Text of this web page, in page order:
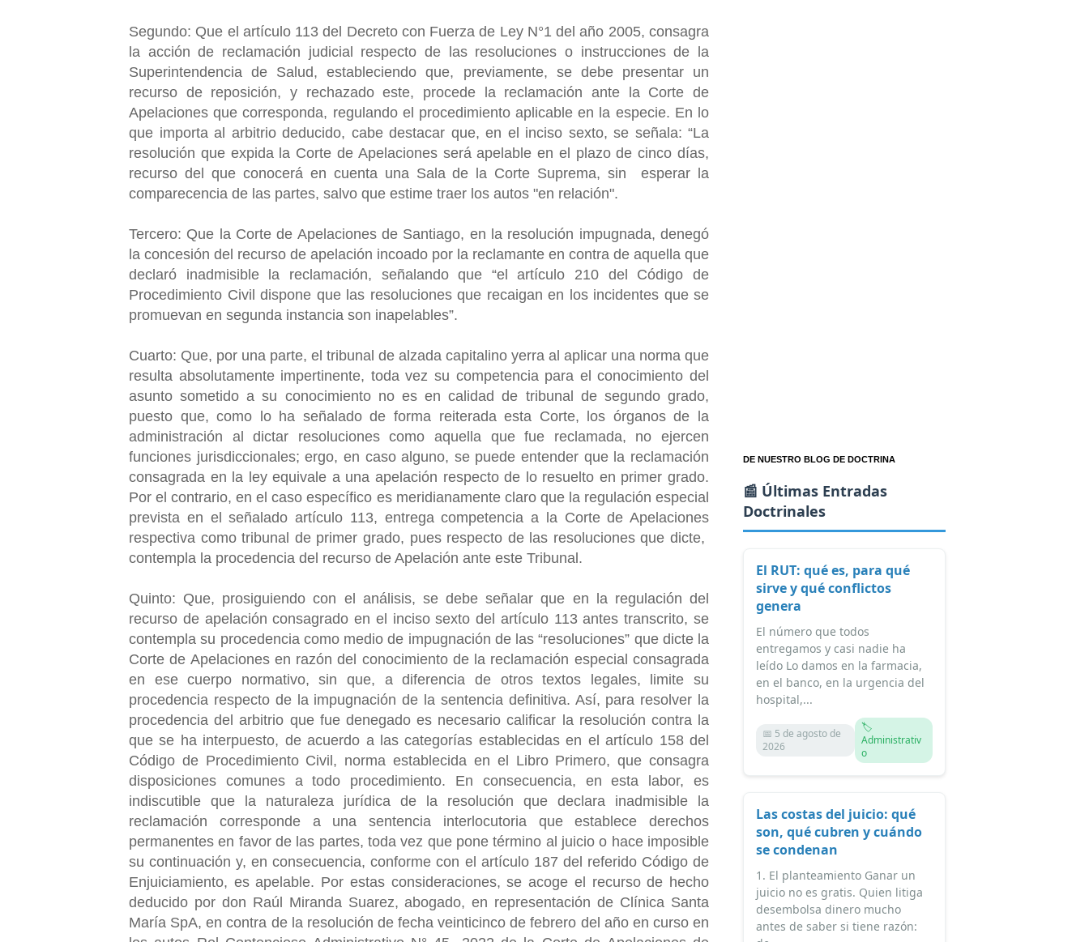
Segundo: Que el artículo 113 del Decreto con Fuerza de Ley N°1 del año 2005, consagra
la acción de reclamación judicial respecto de las resoluciones o instrucciones de la
Superintendencia de Salud, estableciendo que, previamente, se debe presentar un
recurso de reposición, y rechazado este, procede la reclamación ante la Corte de
Apelaciones que corresponda, regulando el procedimiento aplicable en la especie. En lo
que importa al arbitrio deducido, cabe destacar que, en el inciso sexto, se señala: “La
resolución que expida la Corte de Apelaciones será apelable en el plazo de cinco días,
recurso del que conocerá en cuenta una Sala de la Corte Suprema, sin esperar la
comparecencia de las partes, salvo que estime traer los autos "en relación".
Tercero: Que la Corte de Apelaciones de Santiago, en la resolución impugnada, denegó
la concesión del recurso de apelación incoado por la reclamante en contra de aquella que
declaró inadmisible la reclamación, señalando que “el artículo 210 del Código de
Procedimiento Civil dispone que las resoluciones que recaigan en los incidentes que se
promuevan en segunda instancia son inapelables”.
Cuarto: Que, por una parte, el tribunal de alzada capitalino yerra al aplicar una norma que
resulta absolutamente impertinente, toda vez su competencia para el conocimiento del
asunto sometido a su conocimiento no es en calidad de tribunal de segundo grado,
puesto que, como lo ha señalado de forma reiterada esta Corte, los órganos de la
administración al dictar resoluciones como aquella que fue reclamada, no ejercen
funciones jurisdiccionales; ergo, en caso alguno, se puede entender que la reclamación
consagrada en la ley equivale a una apelación respecto de lo resuelto en primer grado.
Por el contrario, en el caso específico es meridianamente claro que la regulación especial
prevista en el señalado artículo 113, entrega competencia a la Corte de Apelaciones
respectiva como tribunal de primer grado, pues respecto de las resoluciones que dicte,
contempla la procedencia del recurso de Apelación ante este Tribunal.
Quinto: Que, prosiguiendo con el análisis, se debe señalar que en la regulación del
recurso de apelación consagrado en el inciso sexto del artículo 113 antes transcrito, se
contempla su procedencia como medio de impugnación de las “resoluciones” que dicte la
Corte de Apelaciones en razón del conocimiento de la reclamación especial consagrada
en ese cuerpo normativo, sin que, a diferencia de otros textos legales, limite su
procedencia respecto de la impugnación de la sentencia definitiva. Así, para resolver la
procedencia del arbitrio que fue denegado es necesario calificar la resolución contra la
que se ha interpuesto, de acuerdo a las categorías establecidas en el artículo 158 del
Código de Procedimiento Civil, norma establecida en el Libro Primero, que consagra
disposiciones comunes a todo procedimiento. En consecuencia, en esta labor, es
indiscutible que la naturaleza jurídica de la resolución que declara inadmisible la
reclamación corresponde a una sentencia interlocutoria que establece derechos
permanentes en favor de las partes, toda vez que pone término al juicio o hace imposible
su continuación y, en consecuencia, conforme con el artículo 187 del referido Código de
Enjuiciamiento, es apelable. Por estas consideraciones, se acoge el recurso de hecho
deducido por don Raúl Miranda Suarez, abogado, en representación de Clínica Santa
María SpA, en contra de la resolución de fecha veinticinco de febrero del año en curso en
DE NUESTRO BLOG DE DOCTRINA
📰 Últimas Entradas
Doctrinales
El RUT: qué es, para qué
sirve y qué conflictos
genera
El número que todos
entregamos y casi nadie ha
leído Lo damos en la farmacia,
en el banco, en la urgencia del
hospital,...
📅 5 de agosto de
2026
🏷️
Administrativ
o
Las costas del juicio: qué
son, qué cubren y cuándo
se condenan
1. El planteamiento Ganar un
juicio no es gratis. Quien litiga
desembolsa dinero mucho
antes de saber si tiene razón: